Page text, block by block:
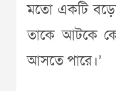
মতো একটি বড়ো
তাকে আটকে
আসতে পারে।’